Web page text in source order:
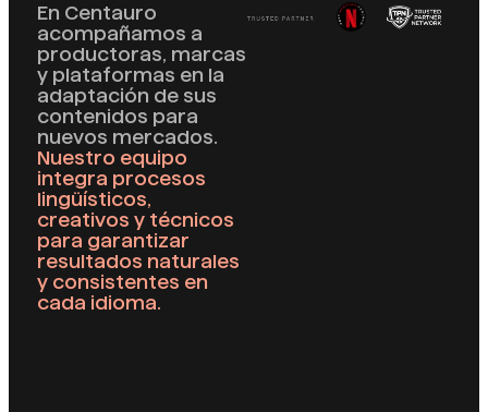
En Centauro
acompañamos a
productoras, marcas
y plataformas en la
adaptación de sus
contenidos para
nuevos mercados.
Nuestro equipo
integra procesos
lingüísticos,
creativos y técnicos
para garantizar
resultados naturales
y consistentes en
cada idioma.